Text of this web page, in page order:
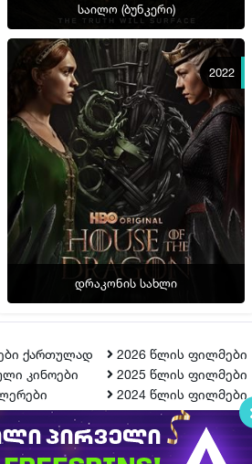
საილო (ბუნკერი)
2022
დრაკონის სახლი
ქართულად
კინოები
2026 წლის ფილმები
2025 წლის ფილმები
2024 წლის ფილმები